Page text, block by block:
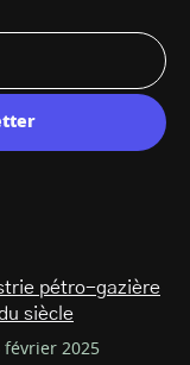
pétro-gazière
siècle
février 2025